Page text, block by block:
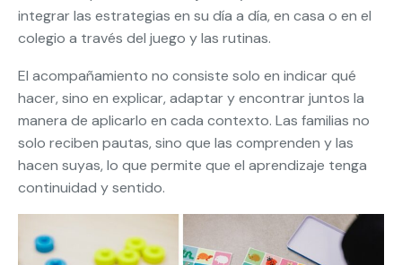
integrar las estrategias en su día a día, en casa o en el
colegio a través del juego y las rutinas.
El acompañamiento no consiste solo en indicar qué
hacer, sino en explicar, adaptar y encontrar juntos la
manera de aplicarlo en cada contexto. Las familias no
solo reciben pautas, sino que las comprenden y las
hacen suyas, lo que permite que el aprendizaje tenga
continuidad y sentido.